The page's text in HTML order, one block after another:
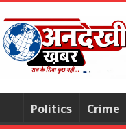
Politics Crime